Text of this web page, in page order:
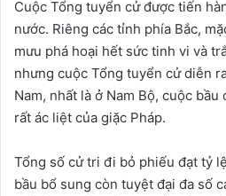
Cuộc Tổng tuyển cử được tiến
nước. Riêng các tỉnh phía Bắc,
mưu phá hoại hết sức tinh vi và
nhưng cuộc Tổng tuyển cử diễn
Nam, nhất là ở Nam Bộ, cuộc
rất ác liệt của giặc Pháp.
Tổng số cử tri đi bỏ phiếu đạt tỷ
bầu bổ sung còn tuyệt đại đa số